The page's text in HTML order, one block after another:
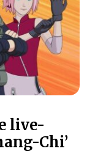
live-
Chi’